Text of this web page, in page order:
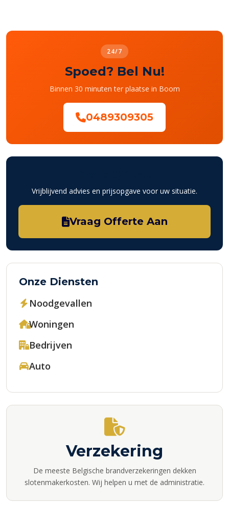
24/7
Spoed? Bel Nu!
Binnen 30 minuten ter plaatse in Boom
0489309305
Vrijblijvend advies en prijsopgave voor uw situatie.
Vraag Offerte Aan
Onze Diensten
Noodgevallen
Woningen
Bedrijven
Auto
Verzekering
De meeste Belgische brandverzekeringen dekken
slotenmakerkosten. Wij helpen u met de administratie.